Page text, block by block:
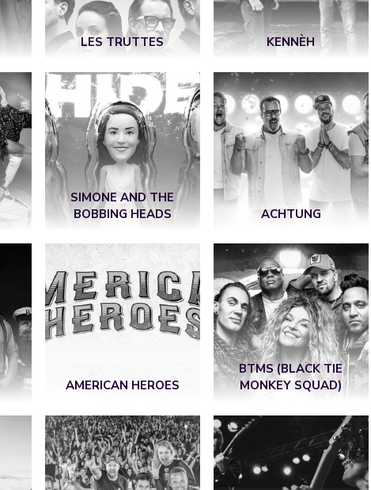
LES TRUTTES KENNÈH
SIMONE AND THE
BOBBING HEADS
ACHTUNG
AMERICAN HEROES
BTMS (BLACK TIE
MONKEY SQUAD)